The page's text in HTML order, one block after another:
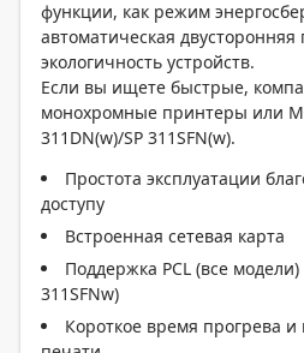
функции, как режим
автоматическая
экологичность устройств.
Если вы ищете быстрые,
монохромные принтеры или
311DN(w)/SP 311SFN(w).
Простота эксплуатации
доступу
Встроенная сетевая карта
Поддержка PCL (все модели)
311SFNw)
Короткое время прогрева и